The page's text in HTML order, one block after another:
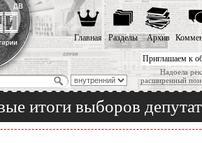
Приглашаем к
Надоела
расширенный
Главная Разделы Архив
итоги выборов